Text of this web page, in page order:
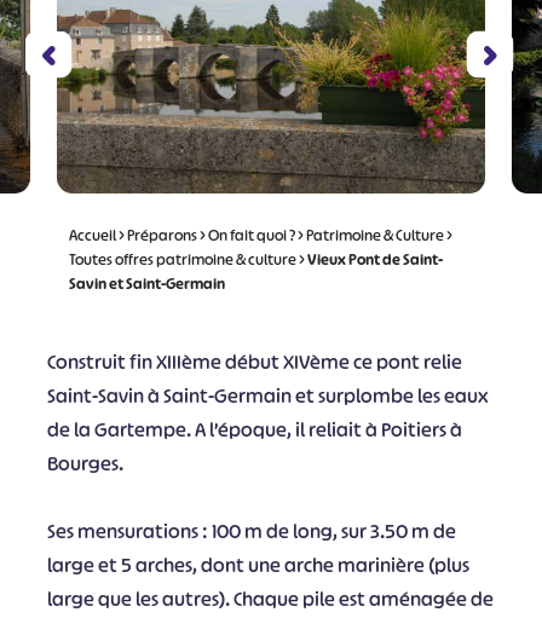
Accueil>Préparons>On fait quoi ?>Patrimoine & Culture>
Toutes offres patrimoine & culture>Vieux Pont de Saint-
Savin et Saint-Germain
Construit fin XIIIème début XIVème ce pont relie
Saint-Savin à Saint-Germain et surplombe les eaux
de la Gartempe. A l’époque, il reliait à Poitiers à
Bourges.
Ses mensurations : 100 m de long, sur 3.50 m de
large et 5 arches, dont une arche marinière (plus
large que les autres). Chaque pile est aménagée de